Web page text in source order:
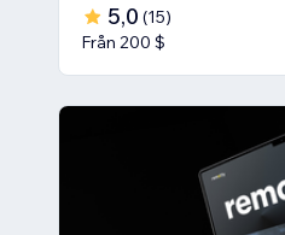
5,0 (15)
Från 200 $